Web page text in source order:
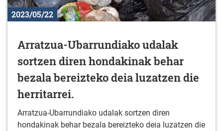
2023/05/22
Arratzua-Ubarrundiako udalak
sortzen diren hondakinak behar
bezala bereizteko deia luzatzen die
herritarrei.
Arratzua-Ubarrundiako udalak sortzen diren
hondakinak behar bezala bereizteko deia luzatzen die